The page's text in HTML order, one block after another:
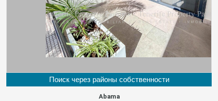
Поиск через районы собственности
Abama